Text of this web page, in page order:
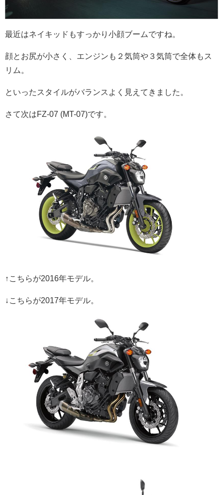
最近はネイキッドもすっかり小顔ブームですね。
顔とお尻が小さく、エンジンも２気筒や３気筒で全体もス
リム。
といったスタイルがバランスよく見えてきました。
さて次はFZ-07 (MT-07)です。
↑こちらが2016年モデル。
↓こちらが2017年モデル。